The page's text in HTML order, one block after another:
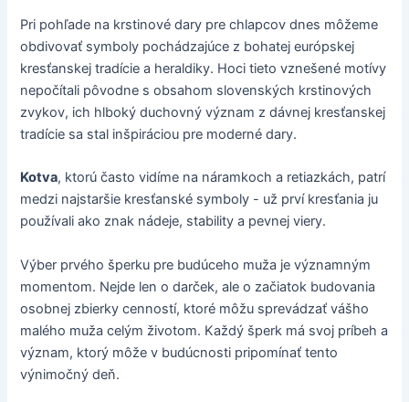
Pri pohľade na krstinové dary pre chlapcov dnes môžeme
obdivovať symboly pochádzajúce z bohatej európskej
kresťanskej tradície a heraldiky. Hoci tieto vznešené motívy
nepočítali pôvodne s obsahom slovenských krstinových
zvykov, ich hlboký duchovný význam z dávnej kresťanskej
tradície sa stal inšpiráciou pre moderné dary.
Kotva, ktorú často vidíme na náramkoch a retiazkách, patrí
medzi najstaršie kresťanské symboly - už prví kresťania ju
používali ako znak nádeje, stability a pevnej viery.
Výber prvého šperku pre budúceho muža je významným
momentom. Nejde len o darček, ale o začiatok budovania
osobnej zbierky cenností, ktoré môžu sprevádzať vášho
malého muža celým životom. Každý šperk má svoj príbeh a
význam, ktorý môže v budúcnosti pripomínať tento
výnimočný deň.